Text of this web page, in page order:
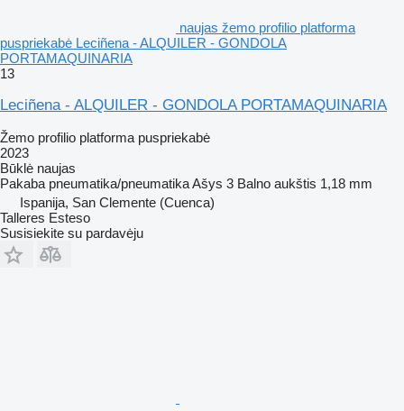
naujas žemo profilio platforma
puspriekabė Leciñena - ALQUILER - GONDOLA
PORTAMAQUINARIA
13
Leciñena - ALQUILER - GONDOLA PORTAMAQUINARIA
Žemo profilio platforma puspriekabė
2023
Būklė naujas
Pakaba pneumatika/pneumatikaAšys 3 Balno aukštis 1,18 mm
Ispanija, San Clemente (Cuenca)
Talleres Esteso
Susisiekite su pardavėju